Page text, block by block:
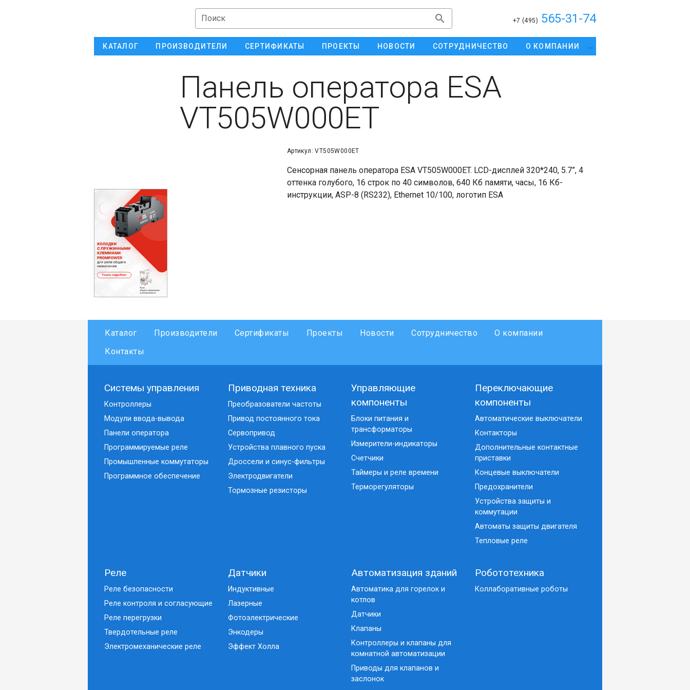
Поиск +7 (495) 565-31-74
КАТАЛОГ ПРОИЗВОДИТЕЛИ СЕРТИФИКАТЫ ПРОЕКТЫ НОВОСТИ СОТРУДНИЧЕСТВО О КОМПАНИИ
Панель оператора ESA
VT505W000ET
Артикул: VT505W000ET
Сенсорная панель оператора ESA VT505W000ET. LCD-дисплей 320*240, 5.7”, 4
оттенка голубого, 16 строк по 40 символов, 640 Кб памяти, часы, 16 Кб-
инструкции, ASP-8 (RS232), Ethernet 10/100, логотип ESA
Каталог Производители Сертификаты Проекты Новости Сотрудничество
О компании
Контакты
Системы управления
Контроллеры
Модули ввода-вывода
Панели оператора
Программируемые реле
Промышленные коммутаторы
Программное обеспечение
Приводная техника
Преобразователи частоты
Привод постоянного тока
Сервопривод
Устройства плавного пуска
Дроссели и синус-фильтры
Электродвигатели
Тормозные резисторы
Управляющие
компоненты
Блоки питания и
трансформаторы
Измерители-индикаторы
Счетчики
Таймеры и реле времени
Терморегуляторы
Переключающие
компоненты
Автоматические выключатели
Контакторы
Дополнительные контактные
приставки
Концевые выключатели
Предохранители
Устройства защиты и
коммутации
Автоматы защиты двигателя
Тепловые реле
Реле
Реле безопасности
Реле контроля и согласующие
Реле перегрузки
Твердотельные реле
Электромеханические реле
Датчики
Индуктивные
Лазерные
Фотоэлектрические
Энкодеры
Эффект Холла
Автоматизация зданий
Автоматика для горелок и
котлов
Датчики
Клапаны
Контроллеры и клапаны для
комнатной автоматизации
Приводы для клапанов и
заслонок
Робототехника
Коллаборативные роботы